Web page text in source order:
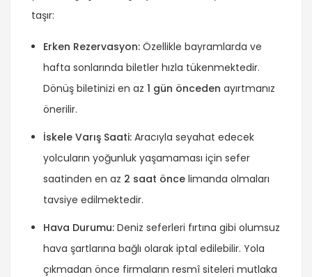
taşır:
Erken Rezervasyon: Özellikle bayramlarda ve
hafta sonlarında biletler hızla tükenmektedir.
Dönüş biletinizi en az 1 gün önceden ayırtmanız
önerilir.
İskele Varış Saati: Aracıyla seyahat edecek
yolcuların yoğunluk yaşamaması için sefer
saatinden en az 2 saat önce limanda olmaları
tavsiye edilmektedir.
Hava Durumu: Deniz seferleri fırtına gibi olumsuz
hava şartlarına bağlı olarak iptal edilebilir. Yola
çıkmadan önce firmaların resmî siteleri mutlaka